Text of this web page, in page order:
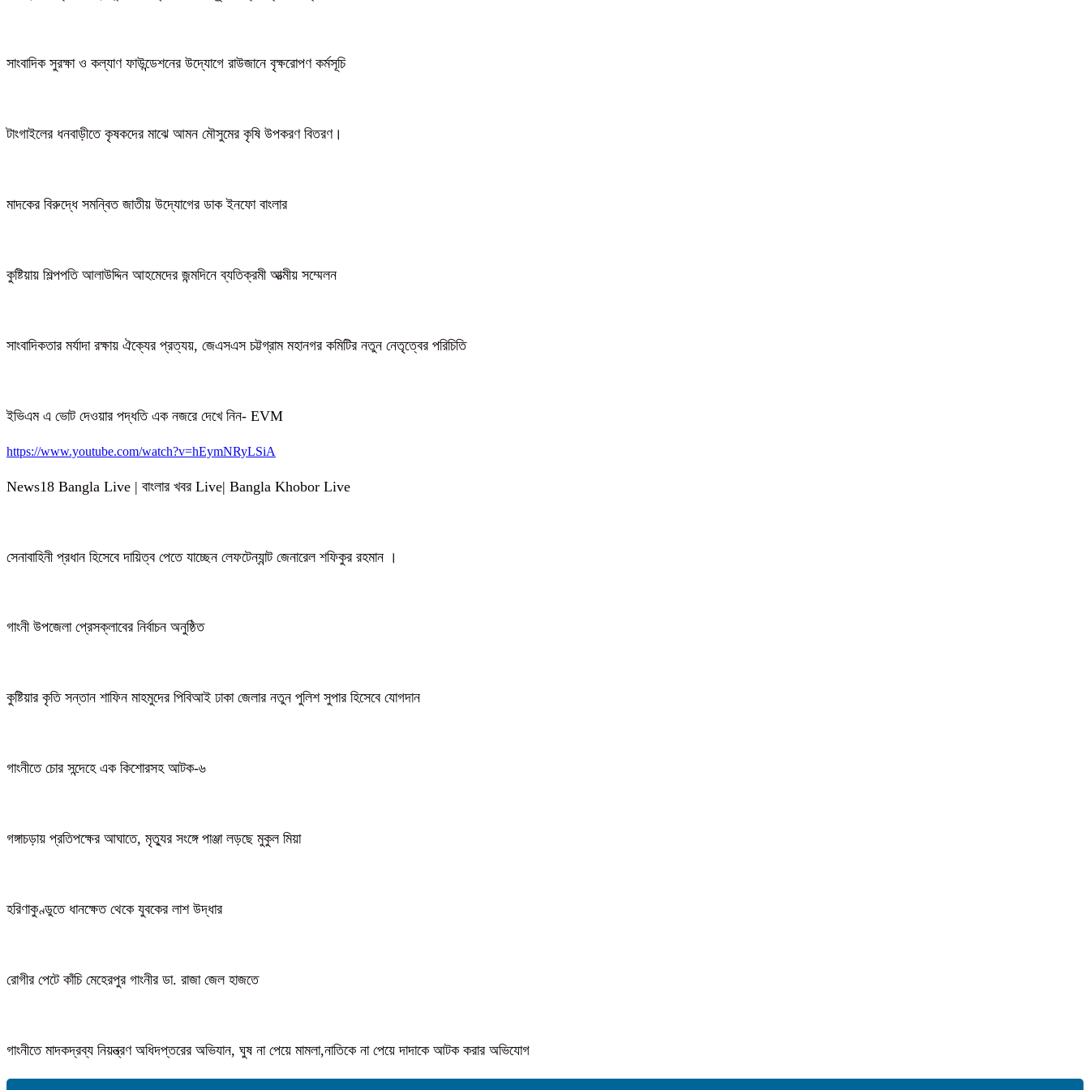
সাংবাদিক সুরক্ষা ও কল্যাণ ফাউন্ডেশনের উদ্যোগে রাউজানে বৃক্ষরোপণ কর্মসূচি
টাংগাইলের ধনবাড়ীতে কৃষকদের মাঝে আমন মৌসুমের কৃষি উপকরণ বিতরণ।
মাদকের বিরুদ্ধে সমন্বিত জাতীয় উদ্যোগের ডাক ইনফো বাংলার
কুষ্টিয়ায় শিল্পপতি আলাউদ্দিন আহমেদের জন্মদিনে ব্যতিক্রমী আত্মীয় সম্মেলন
সাংবাদিকতার মর্যাদা রক্ষায় ঐক্যের প্রত্যয়, জেএসএস চট্টগ্রাম মহানগর কমিটির নতুন নেতৃত্বের পরিচিতি
ইভিএম এ ভোট দেওয়ার পদ্ধতি এক নজরে দেখে নিন- EVM
https://www.youtube.com/watch?v=hEymNRyLSiA
News18 Bangla Live | বাংলার খবর Live| Bangla Khobor Live
সেনাবাহিনী প্রধান হিসেবে দায়িত্ব পেতে যাচ্ছেন লেফটেন্যান্ট জেনারেল শফিকুর রহমান ।
গাংনী উপজেলা প্রেসক্লাবের নির্বাচন অনুষ্ঠিত
কুষ্টিয়ার কৃতি সন্তান শাফিন মাহমুদের পিবিআই ঢাকা জেলার নতুন পুলিশ সুপার হিসেবে যোগদান
গাংনীতে চোর সন্দেহে এক কিশোরসহ আটক-৬
গঙ্গাচড়ায় প্রতিপক্ষের আঘাতে, মৃত্যুর সংঙ্গে পাঞ্জা লড়ছে মুকুল মিয়া
হরিণাকুণ্ডুতে ধানক্ষেত থেকে যুবকের লাশ উদ্ধার
রোগীর পেটে কাঁচি মেহেরপুর গাংনীর ডা. রাজা জেল হাজতে
গাংনীতে মাদকদ্রব্য নিয়ন্ত্রণ অধিদপ্তরের অভিযান, ঘুষ না পেয়ে মামলা,নাতিকে না পেয়ে দাদাকে আটক করার অভিযোগ